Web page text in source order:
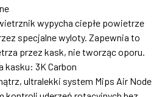
wypycha ciepłe powietrze
specjalne wyloty. Zapewnia to
przez kask, nie tworząc oporu.
3K Carbon
ultralekki system Mips Air Node